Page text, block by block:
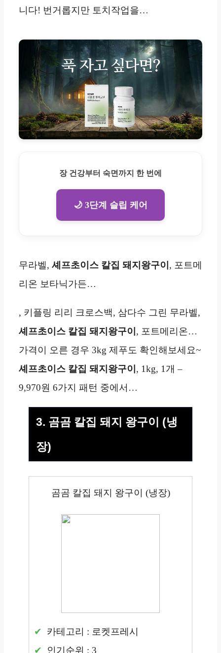
니다! 번거롭지만 토치작업을…
장 건강부터 숙면까지 한 번에
🌙 3단계 슬립 케어
무라벨, 셰프초이스 칼집 돼지왕구이 , 포트메
리온 보타닉가든…
, 키플링 리리 크로스백, 삼다수 그린 무라벨,
셰프초이스 칼집 돼지왕구이 , 포트메리온…
가격이 오른 경우 3kg 제푸도 확인해보세요~
셰프초이스 칼집 돼지왕구이 , 1kg, 1개 –
9,970원 6가지 패턴 중에서…
3. 곰곰 칼집 돼지 왕구이 (냉
장)
곰곰 칼집 돼지 왕구이 (냉장)
카테고리 : 로켓프레시
인기순위 : 3